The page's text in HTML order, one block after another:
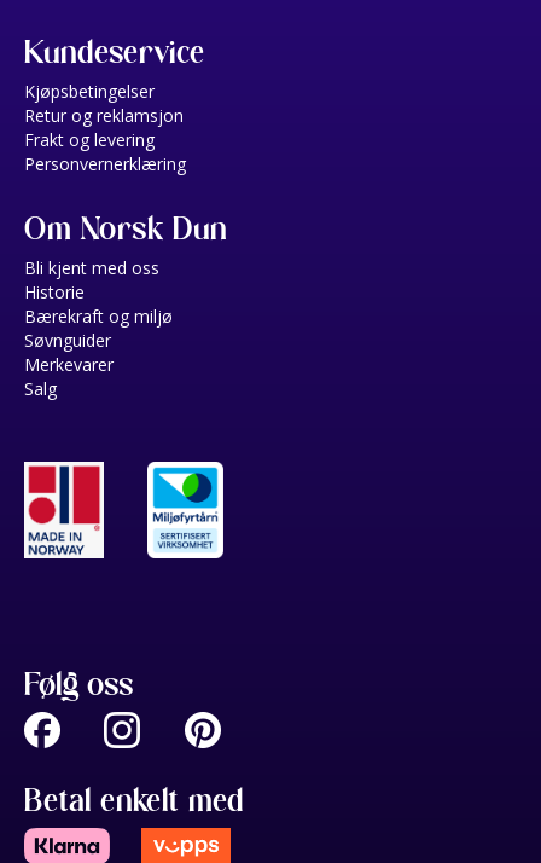
Kundeservice
Kjøpsbetingelser
Retur og reklamsjon
Frakt og levering
Personvernerklæring
Om Norsk Dun
Bli kjent med oss
Historie
Bærekraft og miljø
Søvnguider
Merkevarer
Salg
Følg oss
Betal enkelt med